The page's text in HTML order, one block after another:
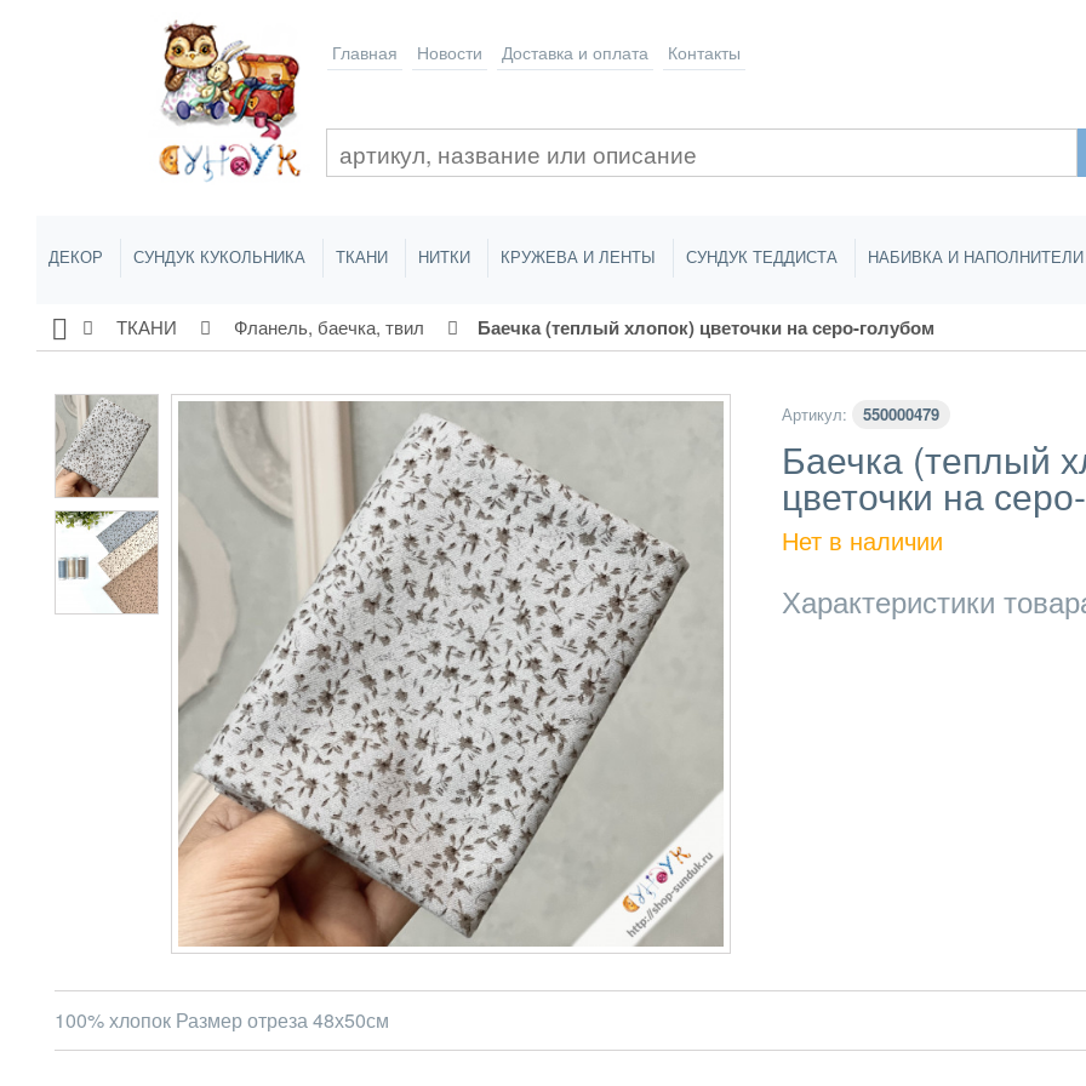
Главная Новости Доставка и оплата Контакты
ДЕКОР СУНДУК КУКОЛЬНИКА ТКАНИ НИТКИ КРУЖЕВА И ЛЕНТЫ СУНДУК ТЕДДИСТА НАБИВКА И НАПОЛНИТЕЛИ
ТКАНИ Фланель, баечка, твил Баечка (теплый хлопок) цветочки на серо-голубом
Артикул: 550000479
Баечка (теплый
цветочки на
Нет в наличии
Характеристики
100% хлопок Размер отреза 48х50см